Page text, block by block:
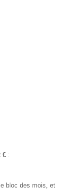
€:
bloc des mois, et